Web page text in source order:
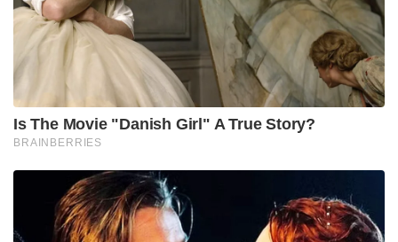
Is The Movie "Danish Girl" A True Story?
BRAINBERRIES